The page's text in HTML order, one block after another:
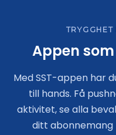
Appen
Med SST-appen har
till hands. Få
aktivitet, se alla
ditt abonnemang